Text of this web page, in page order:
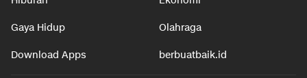
Gaya Hidup Olahraga
Download Apps berbuatbaik.id